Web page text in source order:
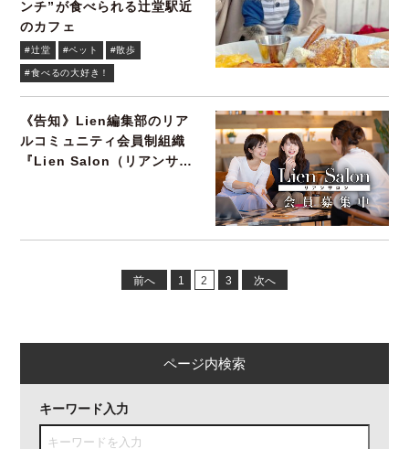
ンチ”が食べられる辻堂駅近
のカフェ
#辻堂 #ペット #散歩
#食べるの大好き！
《告知》Lien編集部のリア
ルコミュニティ会員制組織
『Lien Salon（リアンサロ
前へ 1 2 3 次へ
ページ内検索
キーワード入力